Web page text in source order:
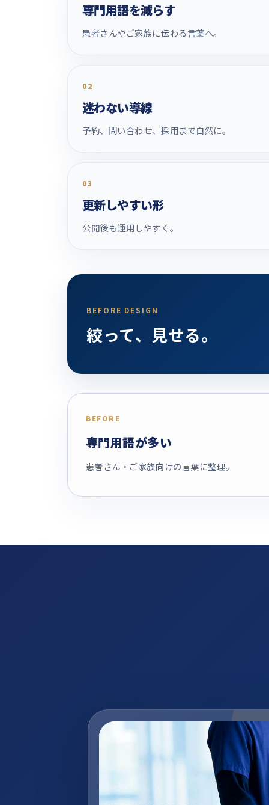
専門用語を減らす
患者さんやご家族に伝わる言葉へ。
02
迷わない導線
予約、問い合わせ、採用まで自然に。
03
更新しやすい形
公開後も運用しやすく。
BEFORE DESIGN
絞って、見せる。
BEFORE
専門用語が多い
患者さん・ご家族向けの言葉に整理。